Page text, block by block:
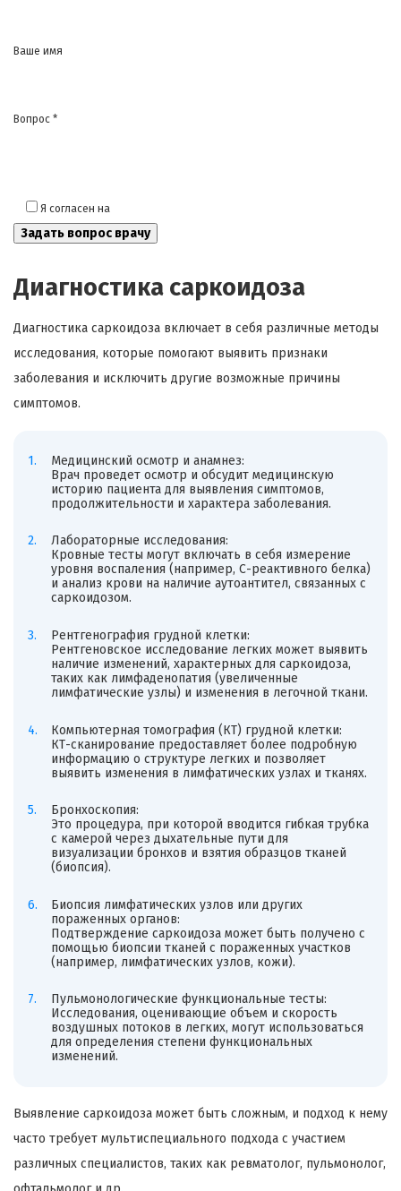
Ваше имя
Вопрос *
Я согласен на
Диагностика саркоидоза
Диагностика саркоидоза включает в себя различные методы
исследования, которые помогают выявить признаки
заболевания и исключить другие возможные причины
симптомов.
Медицинский осмотр и анамнез:
Врач проведет осмотр и обсудит медицинскую
историю пациента для выявления симптомов,
продолжительности и характера заболевания.
Лабораторные исследования:
Кровные тесты могут включать в себя измерение
уровня воспаления (например, С-реактивного белка)
и анализ крови на наличие аутоантител, связанных с
саркоидозом.
Рентгенография грудной клетки:
Рентгеновское исследование легких может выявить
наличие изменений, характерных для саркоидоза,
таких как лимфаденопатия (увеличенные
лимфатические узлы) и изменения в легочной ткани.
Компьютерная томография (КТ) грудной клетки:
КТ-сканирование предоставляет более подробную
информацию о структуре легких и позволяет
выявить изменения в лимфатических узлах и тканях.
Бронхоскопия:
Это процедура, при которой вводится гибкая трубка
с камерой через дыхательные пути для
визуализации бронхов и взятия образцов тканей
(биопсия).
Биопсия лимфатических узлов или других
пораженных органов:
Подтверждение саркоидоза может быть получено с
помощью биопсии тканей с пораженных участков
(например, лимфатических узлов, кожи).
Пульмонологические функциональные тесты:
Исследования, оценивающие объем и скорость
воздушных потоков в легких, могут использоваться
для определения степени функциональных
изменений.
Выявление саркоидоза может быть сложным, и подход к нему
часто требует мультиспециального подхода с участием
различных специалистов, таких как ревматолог, пульмонолог,